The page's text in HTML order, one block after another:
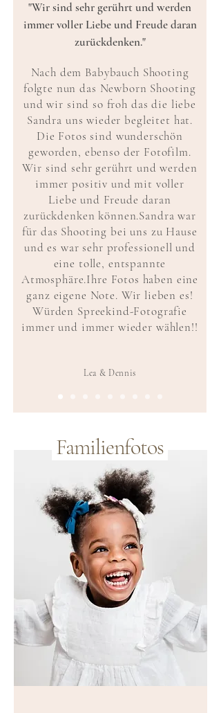
"Wir sind sehr gerührt und werden
immer voller Liebe und Freude daran
zurückdenken."
Nach dem Babybauch Shooting
folgte nun das Newborn Shooting
und wir sind so froh das die liebe
Sandra uns wieder begleitet hat.
Die Fotos sind wunderschön
geworden, ebenso der Fotofilm.
Wir sind sehr gerührt und werden
immer positiv und mit voller
Liebe und Freude daran
zurückdenken können.Sandra war
für das Shooting bei uns zu Hause
und es war sehr professionell und
eine tolle, entspannte
Atmosphäre.Ihre Fotos haben eine
ganz eigene Note. Wir lieben es!
Würden Spreekind-Fotografie
immer und immer wieder wählen!!
Lea & Dennis
Familienfotos